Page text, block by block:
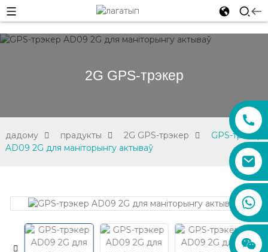
+86 188 7850 0956
+86 159 8670 4515
+86 159 8667 0464
2G GPS-трэкер
дадому прадукты 2G GPS-трэкер
GPS-трэкер
AD09 2G для маніторынгу актываў